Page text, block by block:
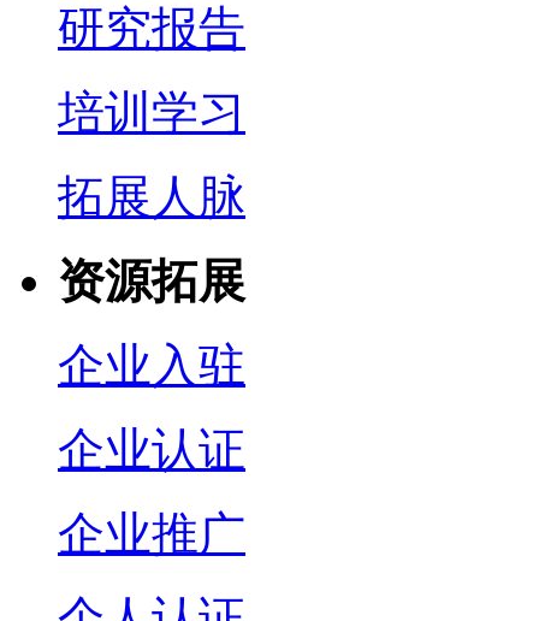
研究报告
培训学习
拓展人脉
资源拓展
企业入驻
企业认证
企业推广